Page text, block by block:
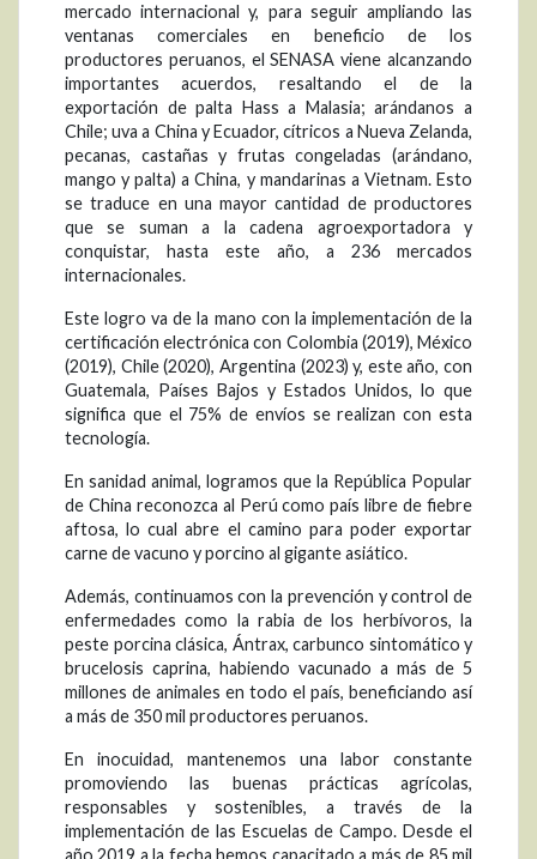
mercado internacional y, para seguir ampliando las
ventanas comerciales en beneficio de los
productores peruanos, el SENASA viene alcanzando
importantes acuerdos, resaltando el de la
exportación de palta Hass a Malasia; arándanos a
Chile; uva a China y Ecuador, cítricos a Nueva Zelanda,
pecanas, castañas y frutas congeladas (arándano,
mango y palta) a China, y mandarinas a Vietnam. Esto
se traduce en una mayor cantidad de productores
que se suman a la cadena agroexportadora y
conquistar, hasta este año, a 236 mercados
internacionales.
Este logro va de la mano con la implementación de la
certificación electrónica con Colombia (2019), México
(2019), Chile (2020), Argentina (2023) y, este año, con
Guatemala, Países Bajos y Estados Unidos, lo que
significa que el 75% de envíos se realizan con esta
tecnología.
En sanidad animal, logramos que la República Popular
de China reconozca al Perú como país libre de fiebre
aftosa, lo cual abre el camino para poder exportar
carne de vacuno y porcino al gigante asiático.
Además, continuamos con la prevención y control de
enfermedades como la rabia de los herbívoros, la
peste porcina clásica, Ántrax, carbunco sintomático y
brucelosis caprina, habiendo vacunado a más de 5
millones de animales en todo el país, beneficiando así
a más de 350 mil productores peruanos.
En inocuidad, mantenemos una labor constante
promoviendo las buenas prácticas agrícolas,
responsables y sostenibles, a través de la
implementación de las Escuelas de Campo. Desde el